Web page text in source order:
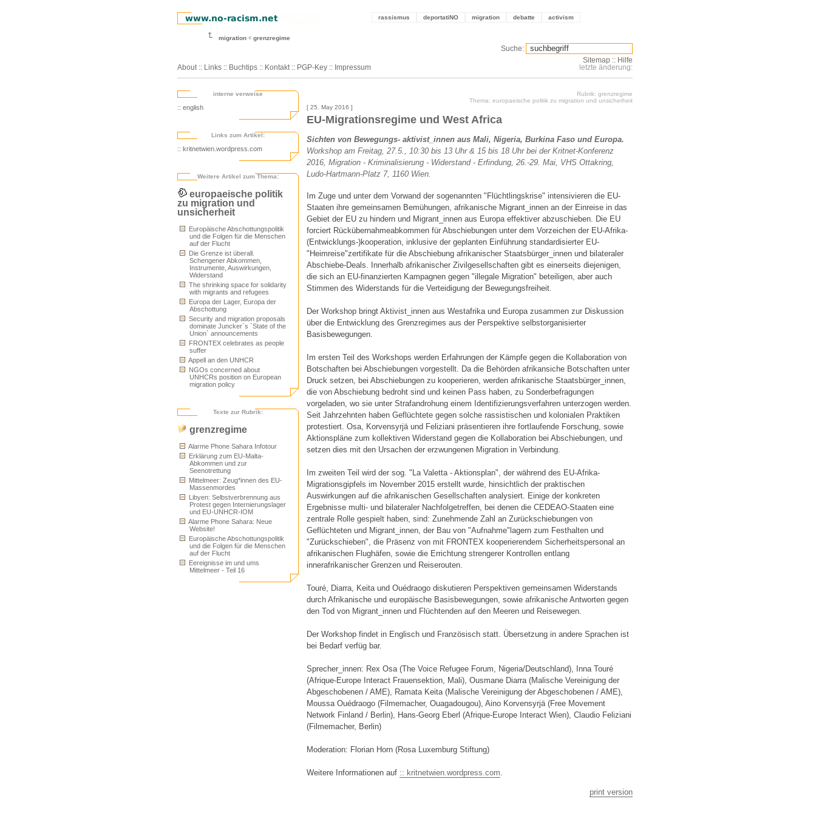
rassismus deportatiNO migration debatte activism
migration grenzregime
About :: Links :: Buchtips :: Kontakt :: PGP-Key :: Impressum
Suche:
Sitemap :: Hilfe
letzte änderung:
interne verweise
:: english
Links zum Artikel:
:: kritnetwien.wordpress.com
Weitere Artikel zum Thema:
europaeische politik
zu migration und
unsicherheit
Europäische Abschottungspolitik
und die Folgen für die Menschen
auf der Flucht
Die Grenze ist überall.
Schengener Abkommen,
Instrumente, Auswirkungen,
Widerstand
The shrinking space for solidarity
with migrants and refugees
Europa der Lager, Europa der
Abschottung
Security and migration proposals
dominate Juncker`s `State of the
Union` announcements
FRONTEX celebrates as people
suffer
Appell an den UNHCR
NGOs concerned about
UNHCRs position on European
migration policy
Texte zur Rubrik:
grenzregime
Alarme Phone Sahara Infotour
Erklärung zum EU-Malta-
Abkommen und zur
Seenotrettung
Mittelmeer: Zeug*innen des EU-
Massenmordes
Libyen: Selbstverbrennung aus
Protest gegen Internierungslager
und EU-UNHCR-IOM
Alarme Phone Sahara: Neue
Website!
Europäische Abschottungspolitik
und die Folgen für die Menschen
auf der Flucht
Eereignisse im und ums
Mittelmeer - Teil 16
Rubrik: grenzregime
Thema: europaeische politik zu migration und unsicherheit
[ 25. May 2016 ]
EU-Migrationsregime und West Africa
Sichten von Bewegungs- aktivist_innen aus Mali, Nigeria, Burkina Faso und Europa.
Workshop am Freitag, 27.5., 10:30 bis 13 Uhr & 15 bis 18 Uhr bei der Kritnet-Konferenz
2016, Migration - Kriminalisierung - Widerstand - Erfindung, 26.-29. Mai, VHS Ottakring,
Ludo-Hartmann-Platz 7, 1160 Wien.
Im Zuge und unter dem Vorwand der sogenannten "Flüchtlingskrise" intensivieren die EU-
Staaten ihre gemeinsamen Bemühungen, afrikanische Migrant_innen an der Einreise in das
Gebiet der EU zu hindern und Migrant_innen aus Europa effektiver abzuschieben. Die EU
forciert Rückübernahmeabkommen für Abschiebungen unter dem Vorzeichen der EU-Afrika-
(Entwicklungs-)kooperation, inklusive der geplanten Einführung standardisierter EU-
"Heimreise"zertifikate für die Abschiebung afrikanischer Staatsbürger_innen und bilateraler
Abschiebe-Deals. Innerhalb afrikanischer Zivilgesellschaften gibt es einerseits diejenigen,
die sich an EU-finanzierten Kampagnen gegen "illegale Migration" beteiligen, aber auch
Stimmen des Widerstands für die Verteidigung der Bewegungsfreiheit.
Der Workshop bringt Aktivist_innen aus Westafrika und Europa zusammen zur Diskussion
über die Entwicklung des Grenzregimes aus der Perspektive selbstorganisierter
Basisbewegungen.
Im ersten Teil des Workshops werden Erfahrungen der Kämpfe gegen die Kollaboration von
Botschaften bei Abschiebungen vorgestellt. Da die Behörden afrikansiche Botschaften unter
Druck setzen, bei Abschiebungen zu kooperieren, werden afrikanische Staatsbürger_innen,
die von Abschiebung bedroht sind und keinen Pass haben, zu Sonderbefragungen
vorgeladen, wo sie unter Strafandrohung einem Identifizierungsverfahren unterzogen werden.
Seit Jahrzehnten haben Geflüchtete gegen solche rassistischen und kolonialen Praktiken
protestiert. Osa, Korvensyrjä und Feliziani präsentieren ihre fortlaufende Forschung, sowie
Aktionspläne zum kollektiven Widerstand gegen die Kollaboration bei Abschiebungen, und
setzen dies mit den Ursachen der erzwungenen Migration in Verbindung.
Im zweiten Teil wird der sog. "La Valetta - Aktionsplan", der während des EU-Afrika-
Migrationsgipfels im November 2015 erstellt wurde, hinsichtlich der praktischen
Auswirkungen auf die afrikanischen Gesellschaften analysiert. Einige der konkreten
Ergebnisse multi- und bilateraler Nachfolgetreffen, bei denen die CEDEAO-Staaten eine
zentrale Rolle gespielt haben, sind: Zunehmende Zahl an Zurückschiebungen von
Geflüchteten und Migrant_innen, der Bau von "Aufnahme"lagern zum Festhalten und
"Zurückschieben", die Präsenz von mit FRONTEX kooperierendem Sicherheitspersonal an
afrikanischen Flughäfen, sowie die Errichtung strengerer Kontrollen entlang
innerafrikanischer Grenzen und Reiserouten.
Touré, Diarra, Keita und Ouédraogo diskutieren Perspektiven gemeinsamen Widerstands
durch Afrikanische und europäische Basisbewegungen, sowie afrikanische Antworten gegen
den Tod von Migrant_innen und Flüchtenden auf den Meeren und Reisewegen.
Der Workshop findet in Englisch und Französisch statt. Übersetzung in andere Sprachen ist
bei Bedarf verfüg bar.
Sprecher_innen: Rex Osa (The Voice Refugee Forum, Nigeria/Deutschland), Inna Touré
(Afrique-Europe Interact Frauensektion, Mali), Ousmane Diarra (Malische Vereinigung der
Abgeschobenen / AME), Ramata Keita (Malische Vereinigung der Abgeschobenen / AME),
Moussa Ouédraogo (Filmemacher, Ouagadougou), Aino Korvensyrjä (Free Movement
Network Finland / Berlin), Hans-Georg Eberl (Afrique-Europe Interact Wien), Claudio Feliziani
(Filmemacher, Berlin)
Moderation: Florian Horn (Rosa Luxemburg Stiftung)
Weitere Informationen auf :: kritnetwien.wordpress.com
print version